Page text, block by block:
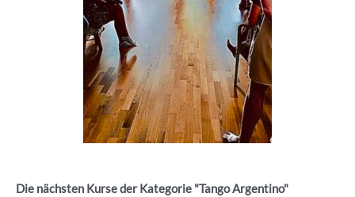
Die nächsten Kurse der Kategorie "Tango Argentino"